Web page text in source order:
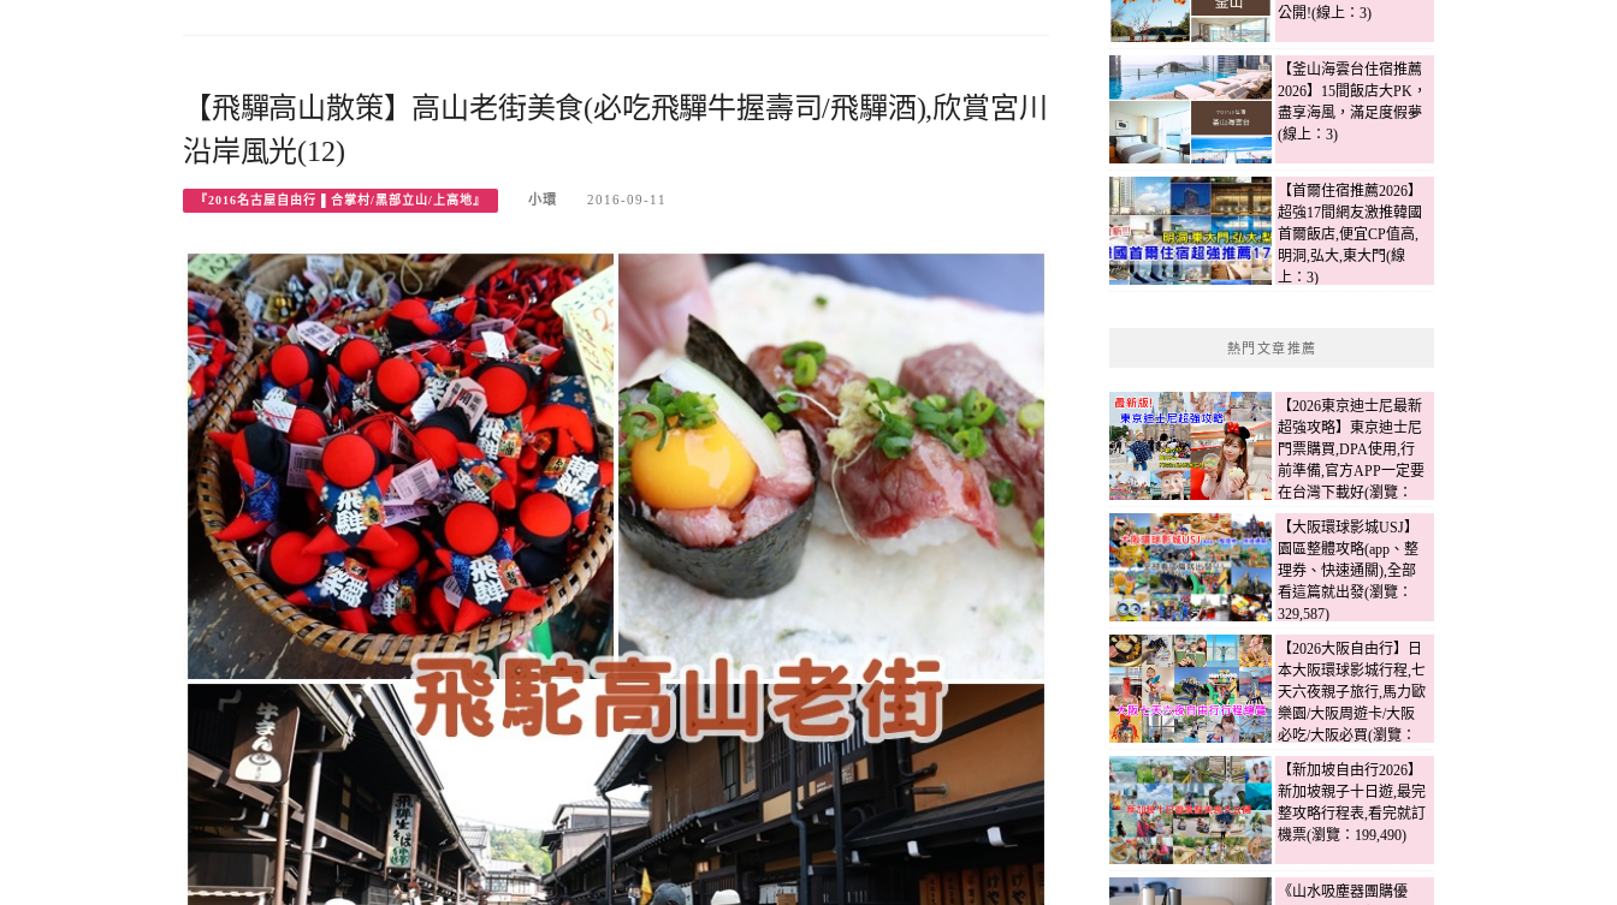
【飛驒高山散策】高山老街美食(必吃飛驒牛握壽司/飛驒酒),欣賞宮川
沿岸風光(12)
『2016名古屋自由行 ▌合掌村/黑部立山/上高地』 小環 2016-09-11
公開!(線上：3)
【釜山海雲台住宿推薦
2026】15間飯店大PK，
盡享海風，滿足度假夢
(線上：3)
【首爾住宿推薦2026】
超強17間網友激推韓國
首爾飯店,便宜CP值高,
明洞,弘大,東大門(線
上：3)
熱門文章推薦
【2026東京迪士尼最新
超強攻略】東京迪士尼
門票購買,DPA使用,行
前準備,官方APP一定要
在台灣下載好(瀏覽：
342,573)
【大阪環球影城USJ】
園區整體攻略(app、整
理券、快速通關),全部
看這篇就出發(瀏覽：
329,587)
【2026大阪自由行】日
本大阪環球影城行程,七
天六夜親子旅行,馬力歐
樂園/大阪周遊卡/大阪
必吃/大阪必買(瀏覽：
230,647)
【新加坡自由行2026】
新加坡親子十日遊,最完
整攻略行程表,看完就訂
機票(瀏覽：199,490)
《山水吸塵器團購優